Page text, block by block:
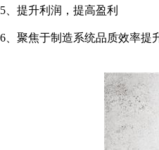
5、提升利润，提高盈利
6、聚焦于制造系统品质效率提